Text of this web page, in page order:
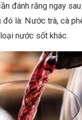
đánh răng ngay
đó là: Nước trà, cà
nước sốt khác.